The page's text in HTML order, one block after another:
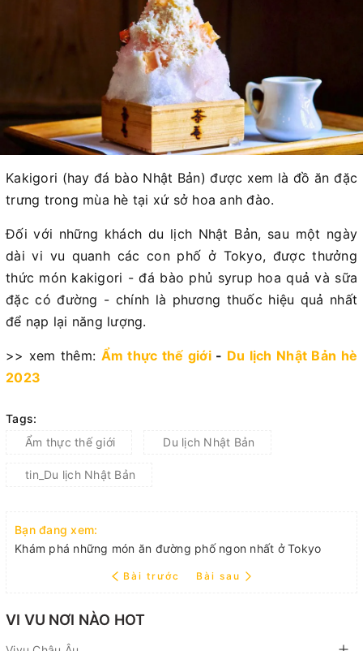
Kakigori (hay đá bào Nhật Bản) được xem là đồ ăn đặc
trưng trong mùa hè tại xứ sở hoa anh đào.
Đối với những khách du lịch Nhật Bản, sau một ngày
dài vi vu quanh các con phố ở Tokyo, được thưởng
thức món kakigori - đá bào phủ syrup hoa quả và sữa
đặc có đường - chính là phương thuốc hiệu quả nhất
để nạp lại năng lượng.
>> xem thêm: Ẩm thực thế giới- Du lịch Nhật Bản hè
2023
Tags:
Ẩm thực thế giới
Du lịch Nhật Bản
tin_Du lịch Nhật Bản
Bạn đang xem:
Khám phá những món ăn đường phố ngon nhất ở Tokyo
Bài trước Bài sau
VI VU NƠI NÀO HOT